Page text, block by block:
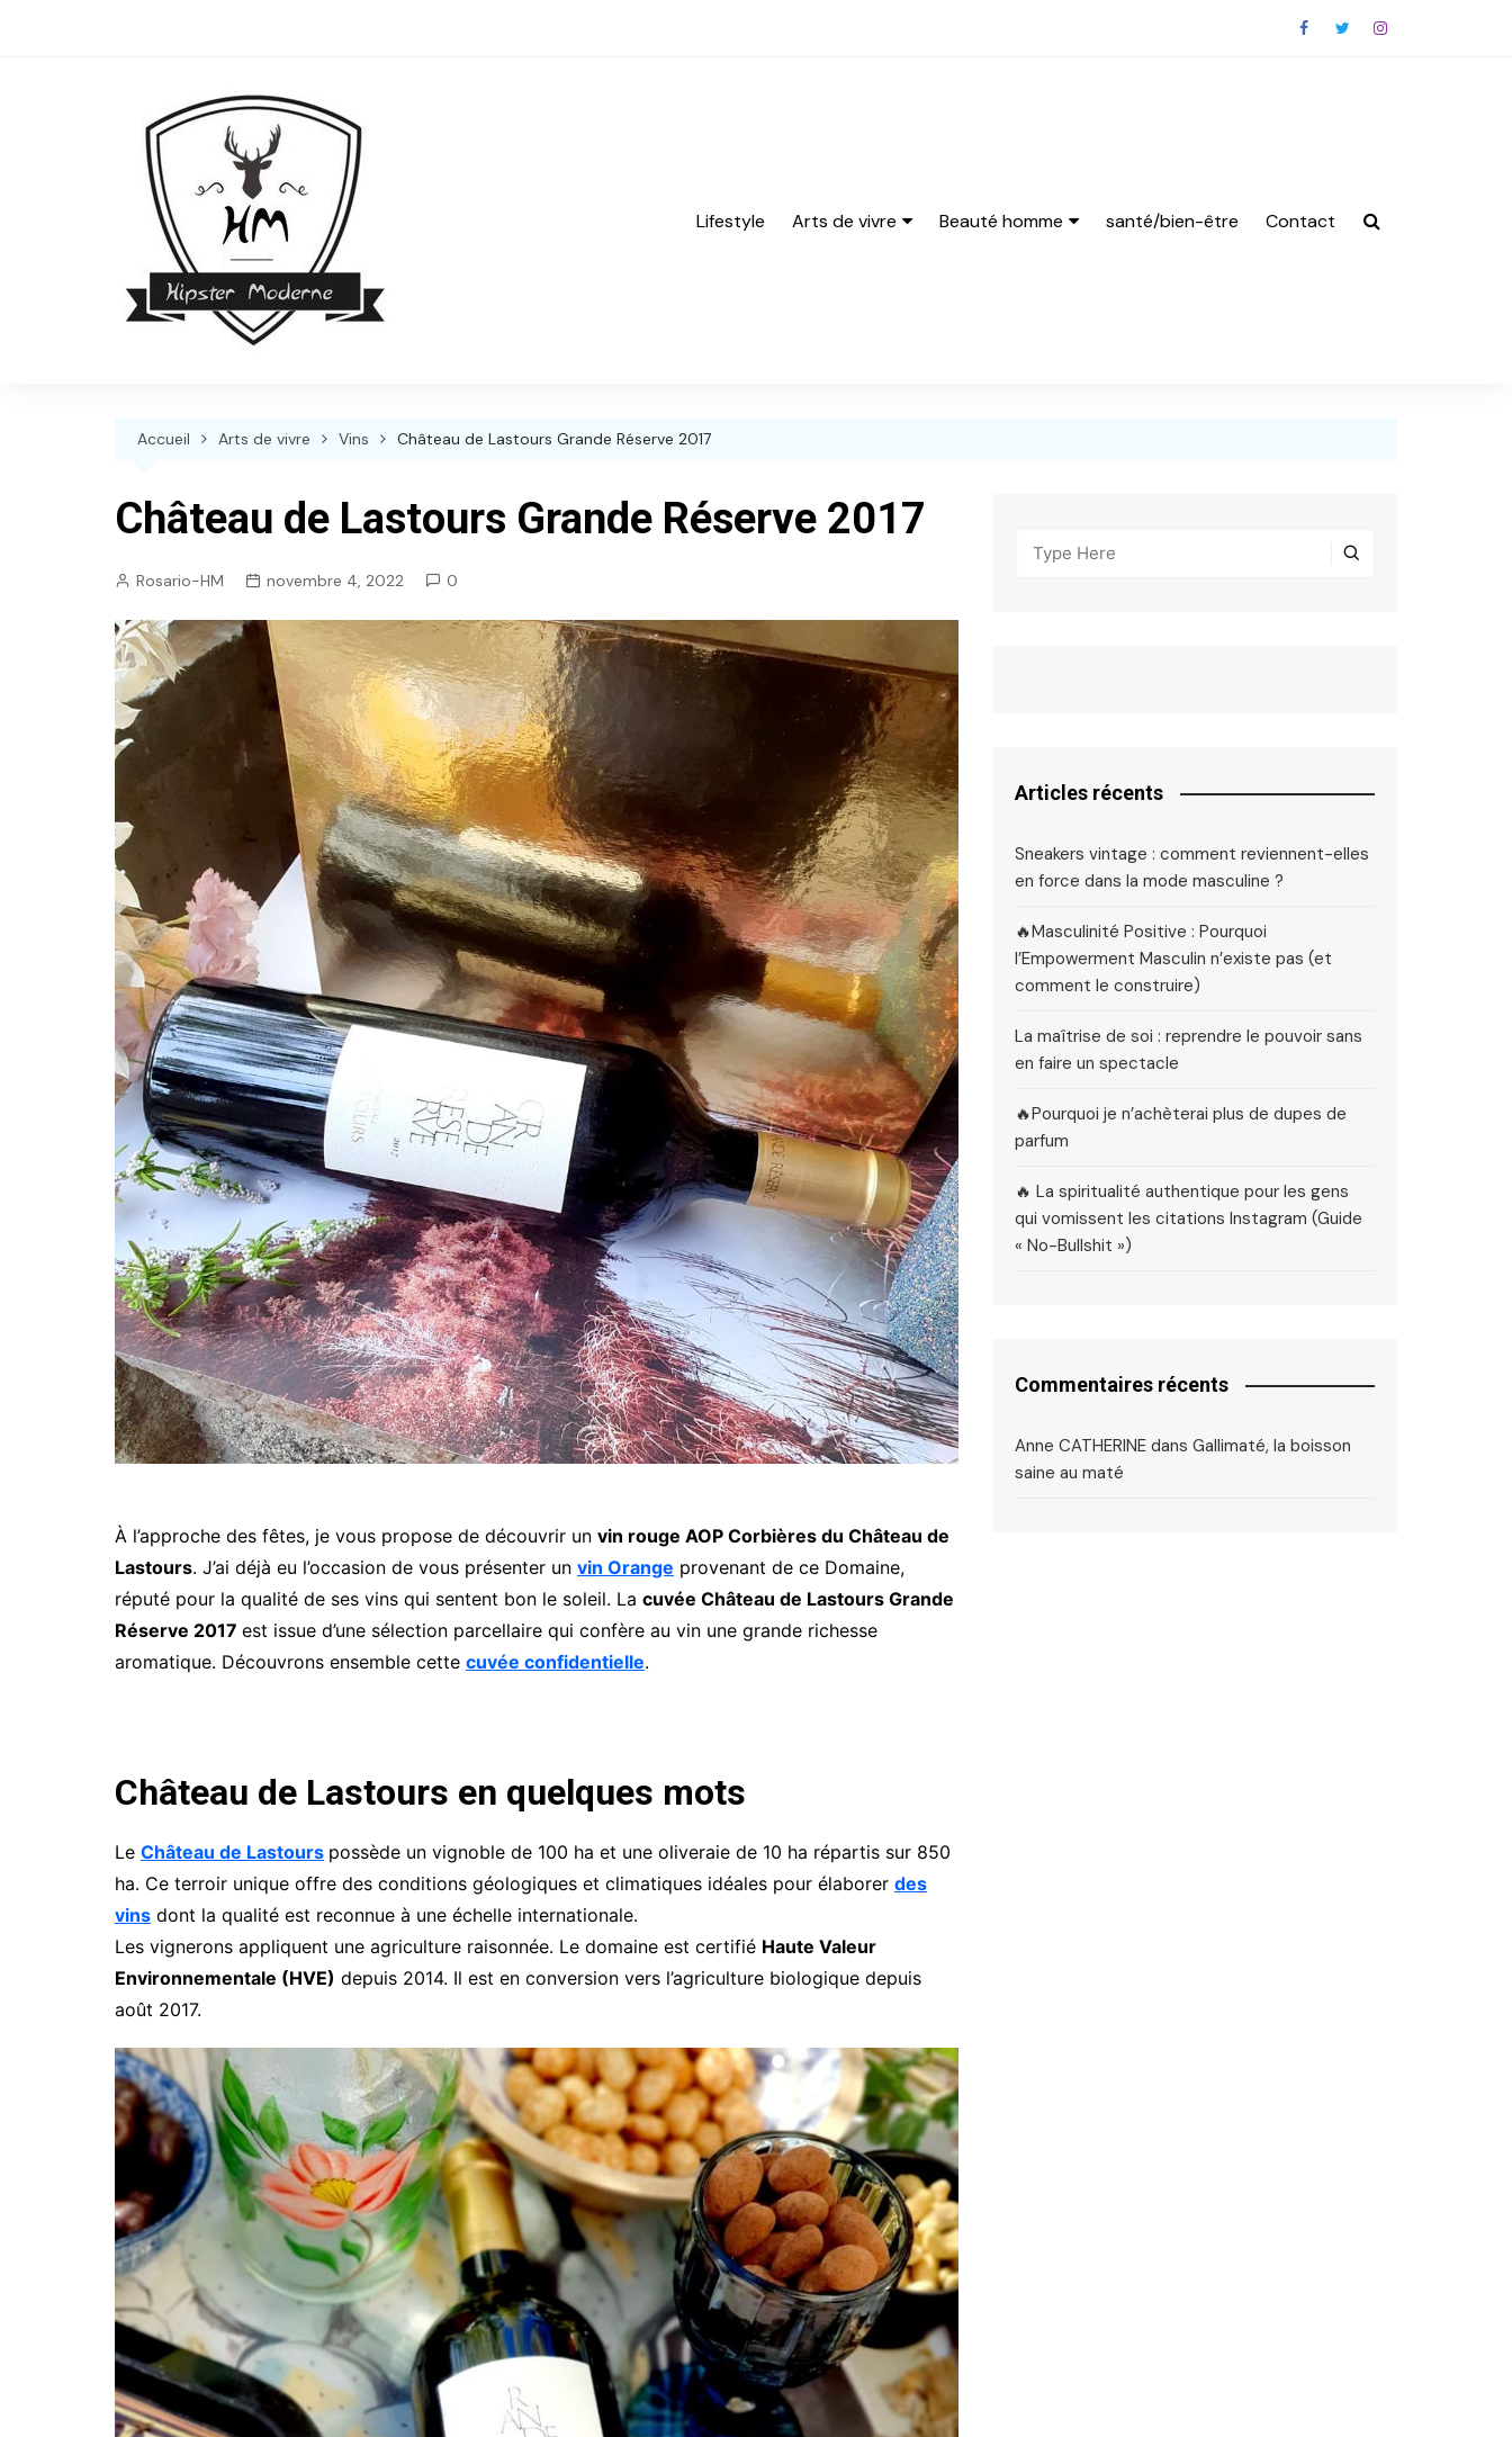
Lifestyle Arts de vivre Beauté homme santé/bien-être Contact
Accueil Arts de vivre Vins Château de Lastours Grande Réserve 2017
Château de Lastours Grande Réserve 2017
Rosario-HM novembre 4, 2022 0
À l’approche des fêtes, je vous propose de découvrir un vin rouge AOP Corbières du Château de
Lastours. J’ai déjà eu l’occasion de vous présenter un vin Orange provenant de ce Domaine,
réputé pour la qualité de ses vins qui sentent bon le soleil. La cuvée Château de Lastours Grande
Réserve 2017 est issue d’une sélection parcellaire qui confère au vin une grande richesse
aromatique. Découvrons ensemble cette cuvée confidentielle.
Château de Lastours en quelques mots
Le Château de Lastours possède un vignoble de 100 ha et une oliveraie de 10 ha répartis sur 850
ha. Ce terroir unique offre des conditions géologiques et climatiques idéales pour élaborer des
vins dont la qualité est reconnue à une échelle internationale.
Les vignerons appliquent une agriculture raisonnée. Le domaine est certifié Haute Valeur
Environnementale (HVE) depuis 2014. Il est en conversion vers l’agriculture biologique depuis
août 2017.
Articles récents
Sneakers vintage : comment reviennent-elles
en force dans la mode masculine ?
🔥Masculinité Positive : Pourquoi
l’Empowerment Masculin n’existe pas (et
comment le construire)
La maîtrise de soi : reprendre le pouvoir sans
en faire un spectacle
🔥Pourquoi je n’achèterai plus de dupes de
parfum
🔥 La spiritualité authentique pour les gens
qui vomissent les citations Instagram (Guide
« No-Bullshit »)
Commentaires récents
Anne CATHERINE dans Gallimaté, la boisson
saine au maté